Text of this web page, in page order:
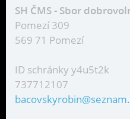
SH ČMS - Sbor
Pomezí 309
569 71 Pomezí
ID schránky y4u5t2k
737712107